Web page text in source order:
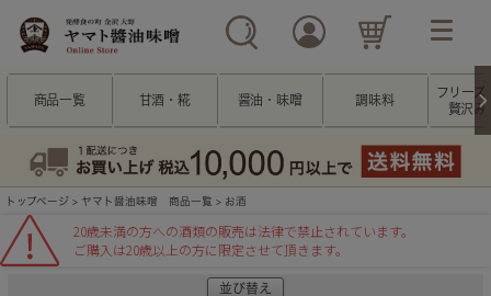
商品一覧 甘酒・糀 醤油・味噌 調味料
フリーズ
贅沢み
トップページ > ヤマト醤油味噌 商品一覧 > お酒
20歳未満の方への酒類の販売は法律で禁止されています。
ご購入は20歳以上の方に限定させて頂きます。
並び替え